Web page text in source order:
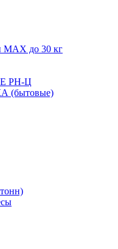
MAX до 30 кг
РН-Ц
(бытовые)